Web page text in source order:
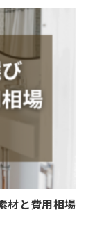
材と費用相場